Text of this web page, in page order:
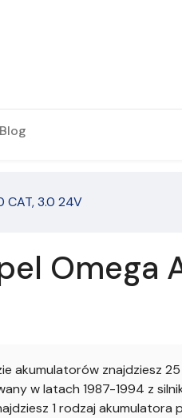
Blog
CAT, 3.0 24V
Omega
akumulatorów znajdziesz
w latach 1987-1994 z
1 rodzaj